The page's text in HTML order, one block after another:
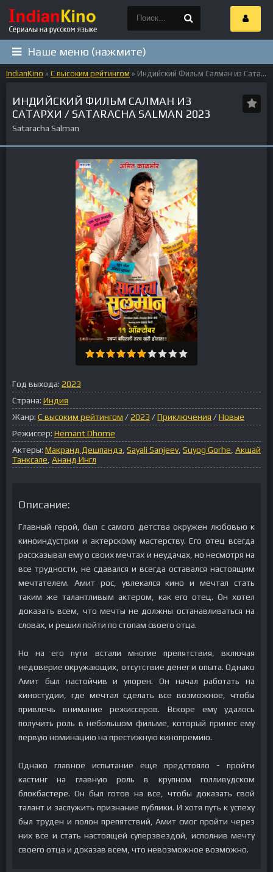
Наше меню (нажмите)
IndianKino » С высоким рейтингом » Индийский Фильм Салман из Сатархи / Sataracha Salman 2023
ИНДИЙСКИЙ ФИЛЬМ САЛМАН ИЗ
САТАРХИ / SATARACHA SALMAN 2023
Sataracha Salman
Год выхода: 2023
Страна: Индия
Жанр: С высоким рейтингом /2023 /Приключения /Новые
Режиссер: Hemant Dhome
Актеры: Макранд Дешпандэ Sayali Sanjeev, Suyog Gorhe Акшай
Танксале Ананд Ингл
Описание:
Главный герой, был с самого детства окружен любовью к
киноиндустрии и актерскому мастерству. Его отец всегда
рассказывал ему о своих мечтах и неудачах, но несмотря на
все трудности, не сдавался и всегда оставался настоящим
мечтателем. Амит рос, увлекался кино и мечтал стать
таким же талантливым актером, как его отец. Он хотел
доказать всем, что мечты не должны останавливаться на
словах, и решил пойти по стопам своего отца.
Но на его пути встали многие препятствия, включая
недоверие окружающих, отсутствие денег и опыта. Однако
Амит был настойчив и упорен. Он начал работать на
киностудии, где мечтал сделать все возможное, чтобы
привлечь внимание режиссеров. Вскоре ему удалось
получить роль в небольшом фильме, который принес ему
первую номинацию на престижную кинопремию.
Однако главное испытание еще предстояло - пройти
кастинг на главную роль в крупном голливудском
блокбастере. Он был готов на все, чтобы доказать свой
талант и заслужить признание публики. И хотя путь к успеху
был труден и полон препятствий, Амит смог пройти через
них все и стать настоящей суперзвездой, исполнив мечту
своего отца и доказав всем, что невозможное возможно.